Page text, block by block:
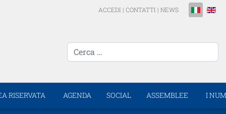
ACCEDI | CONTATTI | NEWS Seleziona
cerca...
RISERVATA AGENDA SOCIAL ASSEMBLEE I